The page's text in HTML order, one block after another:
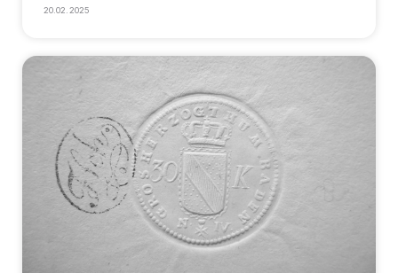
20.02.2025